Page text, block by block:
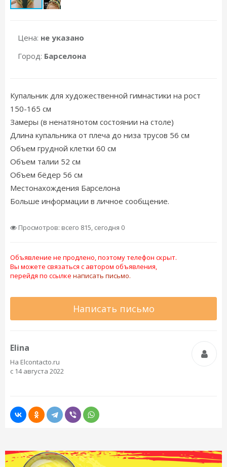
Цена: не указано
Город: Барселона
Купальник для художественной гимнастики на рост
150-165 см
Замеры (в ненатянотом состоянии на столе)
Длина купальника от плеча до низа трусов 56 см
Объем грудной клетки 60 см
Объем талии 52 см
Объем бёдер 56 см
Местонахождения Барселона
Больше информации в личное сообщение.
Просмотров: всего 815, сегодня 0
Объявление не продлено, поэтому телефон скрыт.
Вы можете связаться с автором объявления,
перейдя по ссылке написать письмо.
Написать письмо
Elina
На Elcontacto.ru
с 14 августа 2022